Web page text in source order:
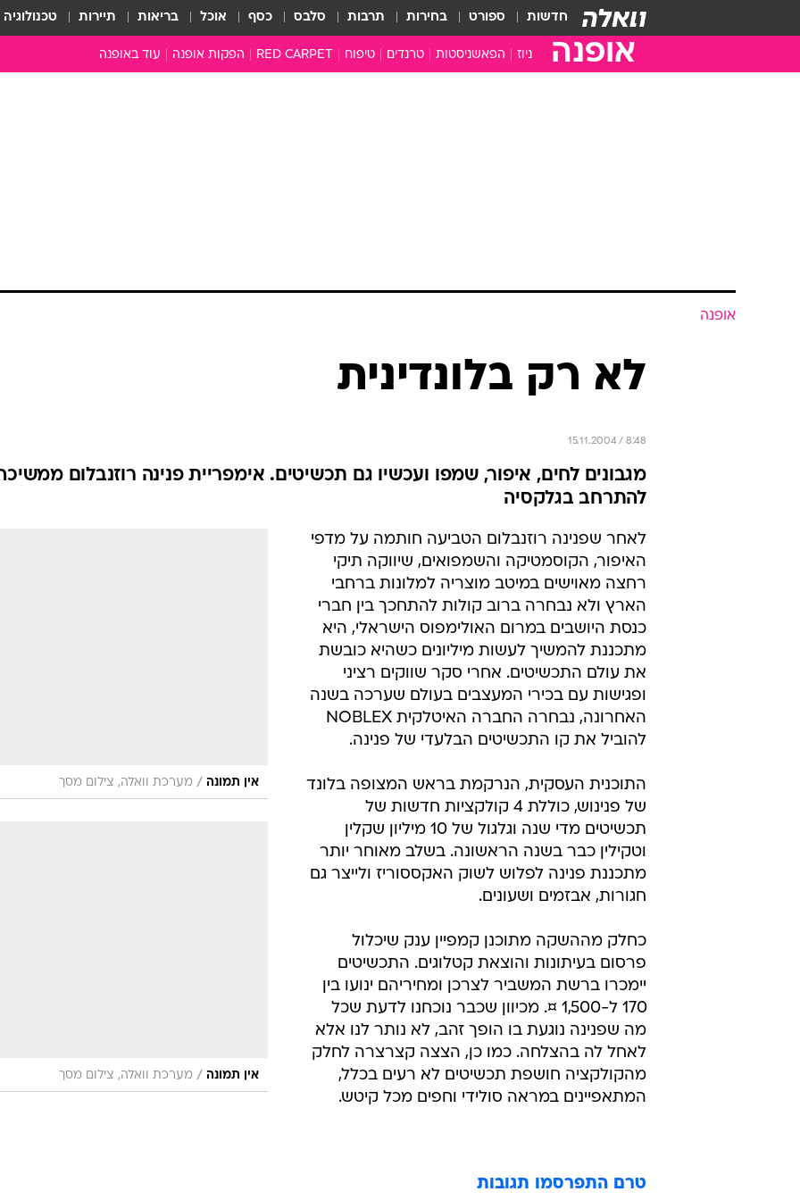
חדשות ספורט בחירות תרבות סלבס כסף אוכל בריאות תיירות טכנולוגיה
אופנה ניוז הפאשניסטות טרנדים טיפוח RED CARPET הפקות אופנה עוד באופנה
אופנה
לא רק בלונדינית
15.11.2004 / 8:48
מגבונים לחים, איפור, שמפו ועכשיו גם תכשיטים. אימפריית פנינה רוזנבלום
להתרחב בגלקסיה
אין תמונה / מערכת וואלה, צילום מסך
אין תמונה / מערכת וואלה, צילום מסך
לאחר שפנינה רוזנבלום הטביעה חותמה על מדפי
האיפור, הקוסמטיקה והשמפואים, שיווקה תיקי
רחצה מאוישים במיטב מוצריה למלונות ברחבי
הארץ ולא נבחרה ברוב קולות להתחכך בין חברי
כנסת היושבים במרום האולימפוס הישראלי, היא
מתכננת להמשיך לעשות מיליונים כשהיא כובשת
את עולם התכשיטים. אחרי סקר שווקים רציני
ופגישות עם בכירי המעצבים בעולם שערכה בשנה
האחרונה, נבחרה החברה האיטלקית NOBLEX
להוביל את קו התכשיטים הבלעדי של פנינה.
התוכנית העסקית, הנרקמת בראש המצופה בלונד
של פנינוש, כוללת 4 קולקציות חדשות של
תכשיטים מדי שנה וגלגול של 10 מיליון שקלין
וטקילין כבר בשנה הראשונה. בשלב מאוחר יותר
מתכננת פנינה לפלוש לשוק האקססוריז ולייצר גם
חגורות, אבזמים ושעונים.
כחלק מההשקה מתוכנן קמפיין ענק שיכלול
פרסום בעיתונות והוצאת קטלוגים. התכשיטים
יימכרו ברשת המשביר לצרכן ומחיריהם ינועו בין
170 ל-1,500 ¤. מכיוון שכבר נוכחנו לדעת שכל
מה שפנינה נוגעת בו הופך זהב, לא נותר לנו אלא
לאחל לה בהצלחה. כמו כן, הצצה קצרצרה לחלק
מהקולקציה חושפת תכשיטים לא רעים בכלל,
המתאפיינים במראה סולידי וחפים מכל קיטש.
טרם התפרסמו תגובות